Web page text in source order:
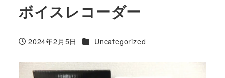
ボイスレコーダー
投稿日
2024年2月5日 カテゴリー
Uncategorized